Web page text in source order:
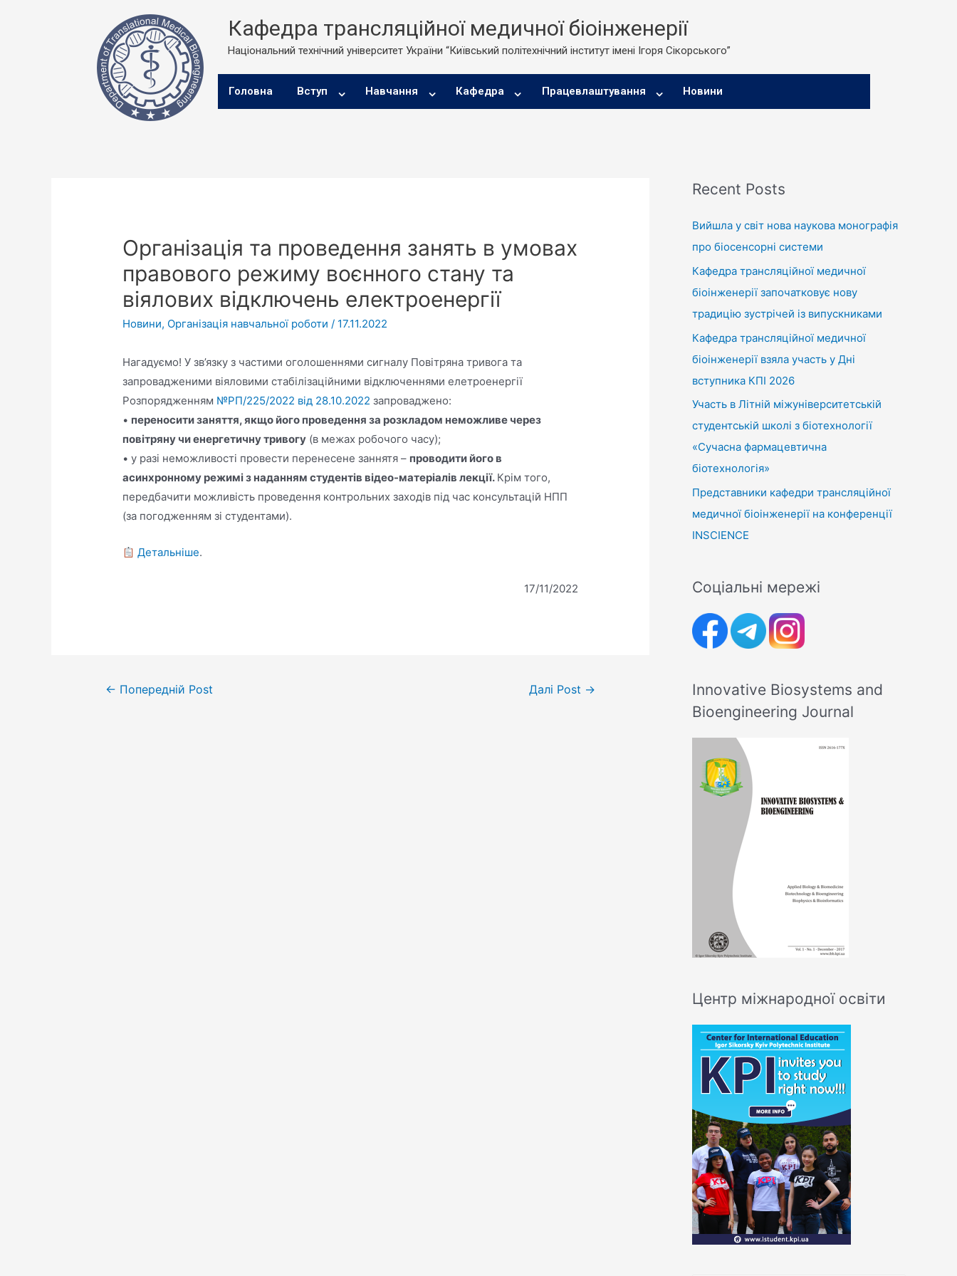
Кафедра трансляційної медичної біоінженерії
Національний технічний університет України “Київський політехнічний інститут імені Ігоря Сікорського”
Головна Вступ Навчання Кафедра Працевлаштування Новини
Організація та проведення занять в умовах
правового режиму воєнного стану та
віялових відключень електроенергії
Новини, Організація навчальної роботи / 17.11.2022
Нагадуємо! У зв’язку з частими оголошеннями сигналу Повітряна тривога та
запровадженими віяловими стабілізаційними відключеннями елетроенергії
Розпорядженням №РП/225/2022 від 28.10.2022 запроваджено:
• переносити заняття, якщо його проведення за розкладом неможливе через
повітряну чи енергетичну тривогу (в межах робочого часу);
• у разі неможливості провести перенесене заннятя – проводити його в
асинхронному режимі з наданням студентів відео-матеріалів лекції. Крім того,
передбачити можливість проведення контрольних заходів під час консультацій НПП
(за погодженням зі студентами).
Детальніше.
17/11/2022
← Попередній Post Далі Post →
Recent Posts
Вийшла у світ нова наукова монографія
про біосенсорні системи
Кафедра трансляційної медичної
біоінженерії започатковує нову
традицію зустрічей із випускниками
Кафедра трансляційної медичної
біоінженерії взяла участь у Дні
вступника КПІ 2026
Участь в Літній міжуніверситетській
студентській школі з біотехнології
«Сучасна фармацевтична
біотехнологія»
Представники кафедри трансляційної
медичної біоінженерії на конференції
INSCIENCE
Соціальні мережі
Innovative Biosystems and
Bioengineering Journal
Центр міжнародної освіти